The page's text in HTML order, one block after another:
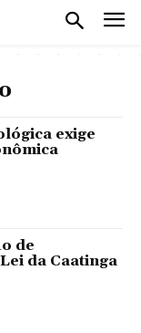
exige
de
da Caatinga